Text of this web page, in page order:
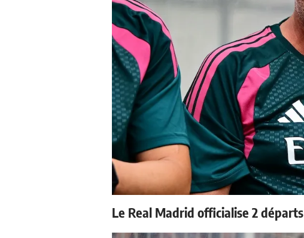
Le Real Madrid officialise 2 départs